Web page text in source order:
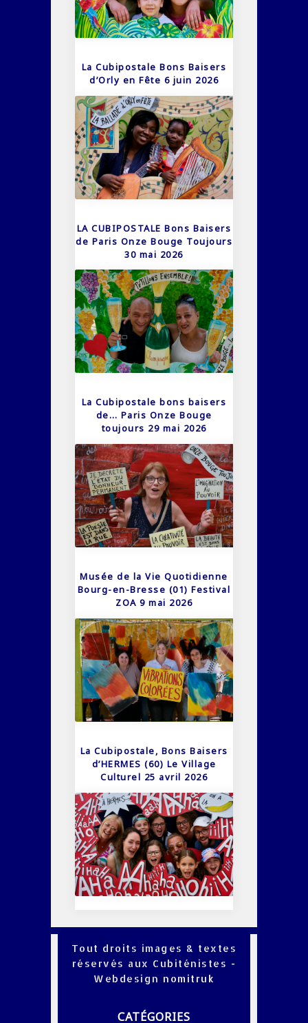
La Cubipostale Bons Baisers
d’Orly en Fête 6 juin 2026
LA CUBIPOSTALE Bons Baisers
de Paris Onze Bouge Toujours
30 mai 2026
La Cubipostale bons baisers
de… Paris Onze Bouge
toujours 29 mai 2026
Musée de la Vie Quotidienne
Bourg-en-Bresse (01) Festival
ZOA 9 mai 2026
La Cubipostale, Bons Baisers
d’HERMES (60) Le Village
Culturel 25 avril 2026
Tout droits images & textes
réservés aux Cubiténistes -
Webdesign nomitruk
CATÉGORIES